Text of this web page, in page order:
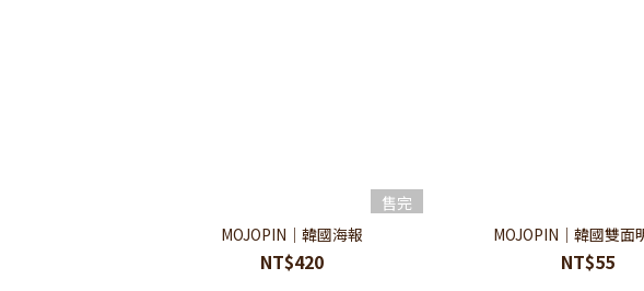
售完
MOJOPIN｜韓國海報
NT$420
MOJOPIN｜韓國雙面
NT$55